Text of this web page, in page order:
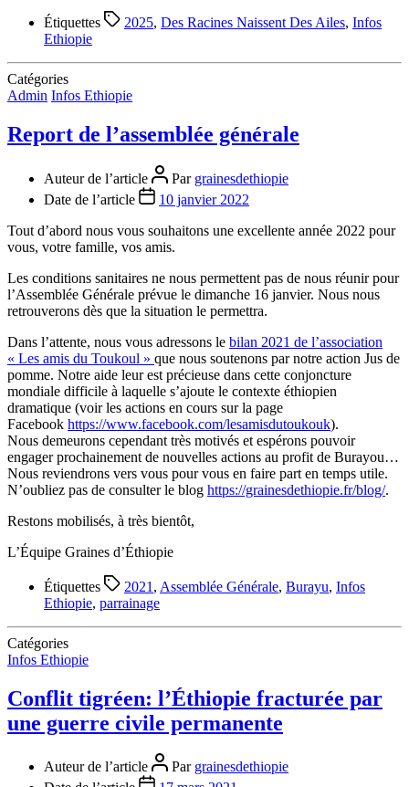
Étiquettes 2025, Des Racines Naissent Des Ailes, Infos
Ethiopie
Catégories
Admin Infos Ethiopie
Report de l’assemblée générale
Auteur de l’article Par grainesdethiopie
Date de l’article
10 janvier 2022
Tout d’abord nous vous souhaitons une excellente année 2022 pour
vous, votre famille, vos amis.
Les conditions sanitaires ne nous permettent pas de nous réunir pour
l’Assemblée Générale prévue le dimanche 16 janvier. Nous nous
retrouverons dès que la situation le permettra.
Dans l’attente, nous vous adressons le bilan 2021 de l’association
« Les amis du Toukoul » que nous soutenons par notre action Jus de
pomme. Notre aide leur est précieuse dans cette conjoncture
mondiale difficile à laquelle s’ajoute le contexte éthiopien
dramatique (voir les actions en cours sur la page
Facebook https://www.facebook.com/lesamisdutoukouk).
Nous demeurons cependant très motivés et espérons pouvoir
engager prochainement de nouvelles actions au profit de Burayou…
Nous reviendrons vers vous pour vous en faire part en temps utile.
N’oubliez pas de consulter le blog https://grainesdethiopie.fr/blog/.
Restons mobilisés, à très bientôt,
L’Équipe Graines d’Éthiopie
Étiquettes 2021 , Assemblée Générale, Burayu, Infos
Ethiopie, parrainage
Catégories
Infos Ethiopie
Conflit tigréen: l’Éthiopie fracturée par
une guerre civile permanente
Auteur de l’article Par grainesdethiopie